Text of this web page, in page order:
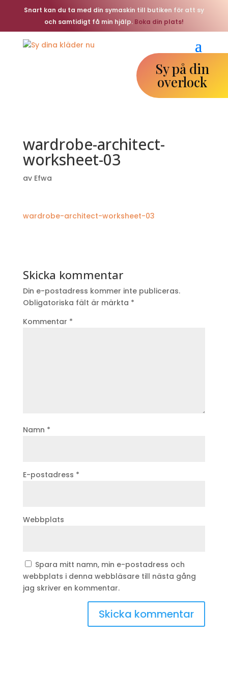
Snart kan du ta med din symaskin till butiken för att sy
och samtidigt få min hjälp. Boka din plats!
Sy på din
overlock
wardrobe-architect-
worksheet-03
av Efwa
wardrobe-architect-worksheet-03
Skicka kommentar
Din e-postadress kommer inte publiceras.
Obligatoriska fält är märkta *
Kommentar *
Namn *
E-postadress *
Webbplats
Spara mitt namn, min e-postadress och
webbplats i denna webbläsare till nästa gång
jag skriver en kommentar.